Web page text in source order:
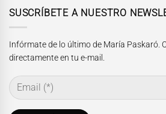
SUSCRÍBETE A NUESTRO
Infórmate de lo último de María Paskaró.
directamente en tu e-mail.